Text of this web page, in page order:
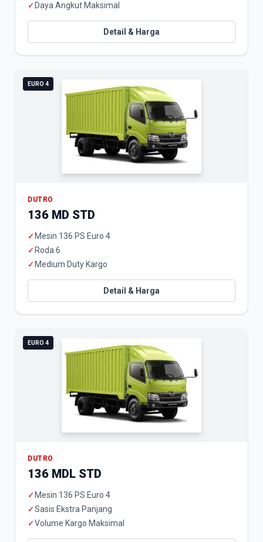
✓ Daya Angkut Maksimal
Detail & Harga
EURO 4
DUTRO
136 MD STD
✓ Mesin 136 PS Euro 4
✓ Roda 6
✓ Medium Duty Kargo
Detail & Harga
EURO 4
DUTRO
136 MDL STD
✓ Mesin 136 PS Euro 4
✓Sasis Ekstra Panjang
✓Volume Kargo Maksimal